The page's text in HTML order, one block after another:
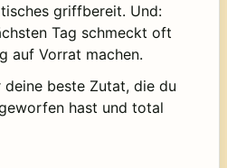
griffbereit. Und:
Tag schmeckt oft
auf Vorrat machen.
deine beste Zutat, die du
hast und total